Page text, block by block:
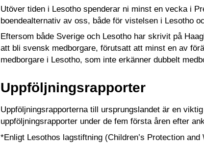
Utöver tiden i Lesotho spenderar ni minst en vecka i
boendealternativ av oss, både för vistelsen i Lesotho
Eftersom både Sverige och Lesotho har skrivit på
att bli svensk medborgare, förutsatt att minst en av
medborgare i Lesotho, som inte erkänner dubbelt
Uppföljningsrapporter
Uppföljningsrapporterna till ursprungslandet är en
uppföljningsrapporter under de fem första åren efter
*Enligt Lesothos lagstiftning (Children’s Protection